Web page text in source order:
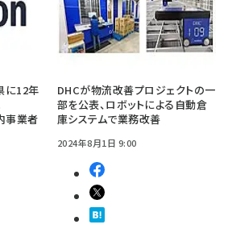
に12年
事業者
DHCが物流改善プロジェクトの一
部を公表、ロボットによる自動倉
庫システムで業務改善
2024年8月1日 9:00